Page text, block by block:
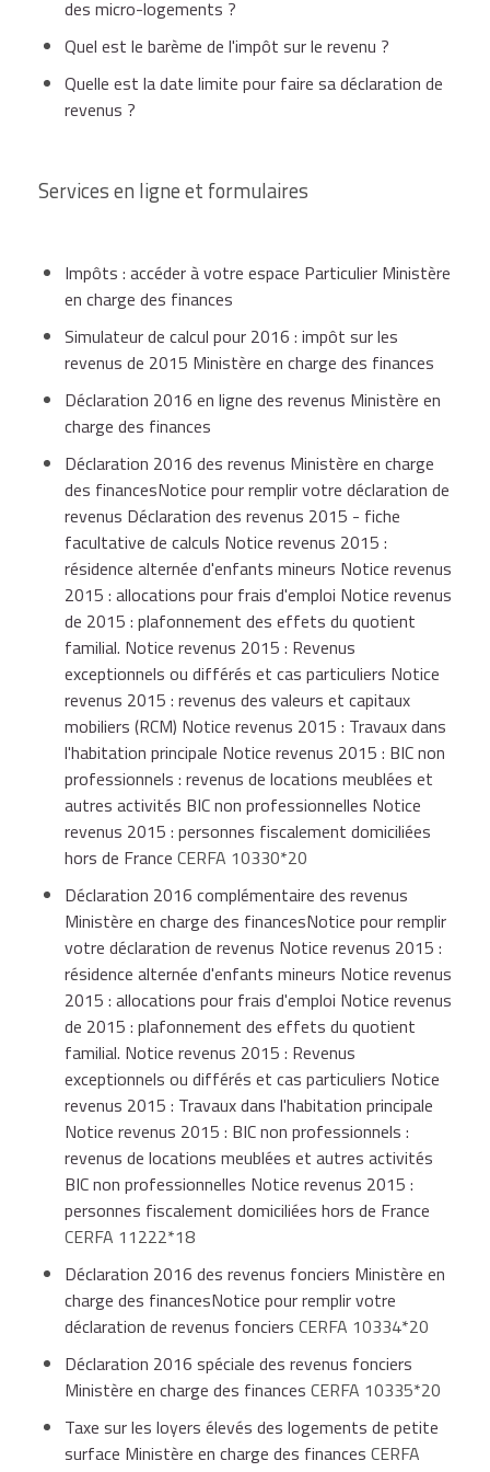
particulier). Pour en savoir plus, consultez la
brochure pratique de l'impôt sur le revenu .
fonciers, etc.).
Dépliant d'informations
fonciers
revenus fonciers (formulaire n°2044cerfa
n°10334*20)
des micro-logements ?
Quel est le barème de l'impôt sur le revenu ?
Quelle est la date limite pour faire sa déclaration de
revenus ?
Services en ligne et formulaires
Impôts : accéder à votre espace Particulier Ministère
en charge des finances
Simulateur de calcul pour 2016 : impôt sur les
revenus de 2015 Ministère en charge des finances
Déclaration 2016 en ligne des revenus Ministère en
charge des finances
Déclaration 2016 des revenus Ministère en charge
des financesNotice pour remplir votre déclaration de
revenus Déclaration des revenus 2015 - fiche
facultative de calculs Notice revenus 2015 :
résidence alternée d'enfants mineurs Notice revenus
2015 : allocations pour frais d'emploi Notice revenus
de 2015 : plafonnement des effets du quotient
familial. Notice revenus 2015 : Revenus
exceptionnels ou différés et cas particuliers Notice
revenus 2015 : revenus des valeurs et capitaux
mobiliers (RCM) Notice revenus 2015 : Travaux dans
l'habitation principale Notice revenus 2015 : BIC non
professionnels : revenus de locations meublées et
autres activités BIC non professionnelles Notice
revenus 2015 : personnes fiscalement domiciliées
hors de France CERFA 10330*20
Déclaration 2016 complémentaire des revenus
Ministère en charge des financesNotice pour remplir
votre déclaration de revenus Notice revenus 2015 :
résidence alternée d'enfants mineurs Notice revenus
2015 : allocations pour frais d'emploi Notice revenus
de 2015 : plafonnement des effets du quotient
familial. Notice revenus 2015 : Revenus
exceptionnels ou différés et cas particuliers Notice
revenus 2015 : Travaux dans l'habitation principale
Notice revenus 2015 : BIC non professionnels :
revenus de locations meublées et autres activités
BIC non professionnelles Notice revenus 2015 :
personnes fiscalement domiciliées hors de France
CERFA 11222*18
Déclaration 2016 des revenus fonciers Ministère en
charge des financesNotice pour remplir votre
déclaration de revenus fonciers CERFA 10334*20
Déclaration 2016 spéciale des revenus fonciers
Ministère en charge des finances CERFA 10335*20
Taxe sur les loyers élevés des logements de petite
surface Ministère en charge des finances CERFA